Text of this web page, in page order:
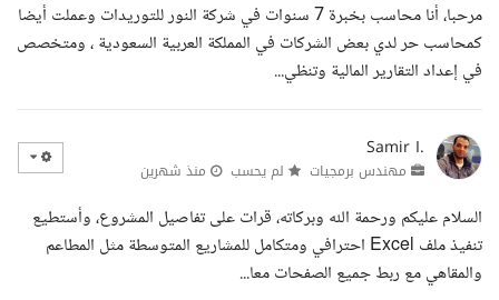
مرحبا، أنا محاسب بخبرة 7 سنوات في شركة النور للتوريدات وعملت أيضا
كمحاسب حر لدي بعض الشركات في المملكة العربية السعودية ، ومتخصص
في إعداد التقارير المالية وتنظي...
Samir I.
مهندس برمجيات لم يحسب منذ شهرين
السلام عليكم ورحمة الله وبركاته، قرات على تفاصيل المشروع، وأستطيع
تنفيذ ملف Excel احترافي ومتكامل للمشاريع المتوسطة مثل المطاعم
والمقاهي مع ربط جميع الصفحات معا...